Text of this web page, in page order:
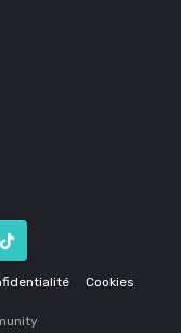
Cookies
Tok